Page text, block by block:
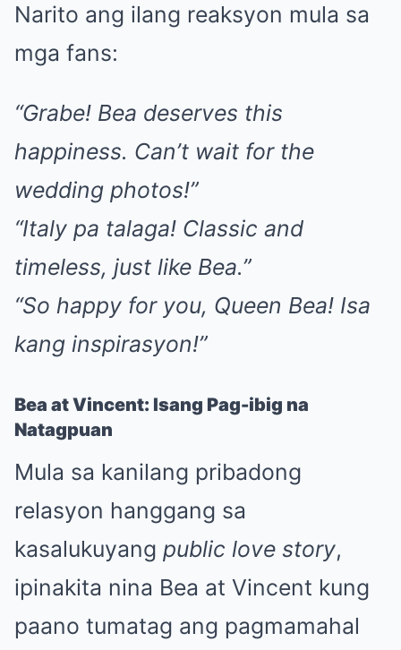
Narito ang ilang reaksyon mula sa
mga fans:
“Grabe! Bea deserves this
happiness. Can’t wait for the
wedding photos!”
“Italy pa talaga! Classic and
timeless, just like Bea.”
“So happy for you, Queen Bea! Isa
kang inspirasyon!”
Bea at Vincent: Isang Pag-ibig na
Natagpuan
Mula sa kanilang pribadong
relasyon hanggang sa
kasalukuyang public love story,
ipinakita nina Bea at Vincent kung
paano tumatag ang pagmamahal